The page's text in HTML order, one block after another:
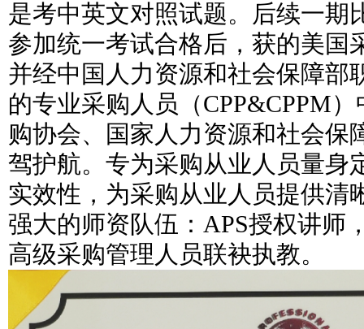
是考中英文对照试题。后续一期
参加统一考试合格后，获的美国
并经中国人力资源和社会保障部
的专业采购人员（CPP&CPPM
购协会、国家人力资源和社会保
驾护航。专为采购从业人员量身
实效性，为采购从业人员提供清
强大的师资队伍：APS授权讲师
高级采购管理人员联袂执教。